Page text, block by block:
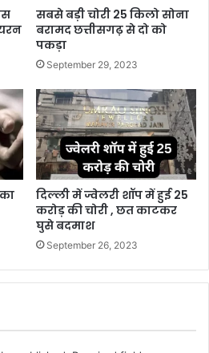
सबसे बड़ी चोरी 25 किलो सोना
बरामद छत्तीसगढ़ से दो को
पकड़ा
September 29, 2023
दिल्ली में ज्वेलरी शॉप में हुई 25
करोड़ की चोरी , छत काटकर
घुसे बदमाश
September 26, 2023